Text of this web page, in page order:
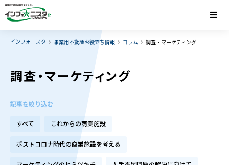
インフォニスタ 事業用不動産お役立ち情報 コラム 調査・マーケティング
調査・マーケティング
記事を絞り込む
すべて これからの商業施設
ポストコロナ時代の商業施設を考える